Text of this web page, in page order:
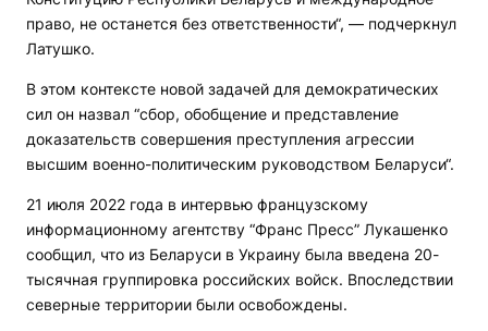
право, не останется без ответственности“, — подчеркнул
Латушко.
В этом контексте новой задачей для демократических
сил он назвал “сбор, обобщение и представление
доказательств совершения преступления агрессии
высшим военно-политическим руководством Беларуси“.
21 июля 2022 года в интервью французскому
информационному агентству “Франс Пресс” Лукашенко
сообщил, что из Беларуси в Украину была введена 20-
тысячная группировка российских войск. Впоследствии
северные территории были освобождены.